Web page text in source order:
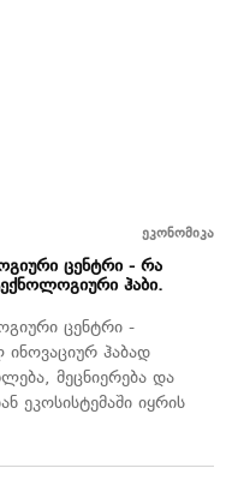
ეკონომიკა
ცენტრი - რა
ჰაბი.
ცენტრი -
ჰაბად
მეცნიერება და
ეკოსისტემაში იყრის